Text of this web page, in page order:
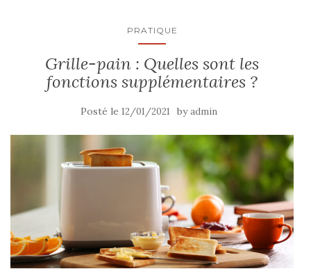
PRATIQUE
Grille-pain : Quelles sont les
fonctions supplémentaires ?
Posté le 12/01/2021 byadmin